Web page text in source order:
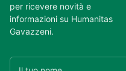
per ricevere novità e
informazioni su Humanitas
Gavazzeni.